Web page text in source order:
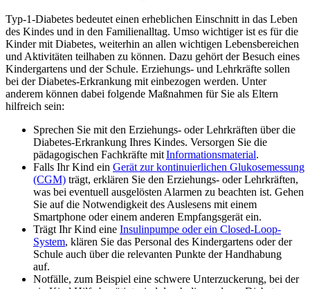
Typ-1-Diabetes bedeutet einen erheblichen Einschnitt in das Leben
des Kindes und in den Familienalltag. Umso wichtiger ist es für die
Kinder mit Diabetes, weiterhin an allen wichtigen Lebensbereichen
und Aktivitäten teilhaben zu können. Dazu gehört der Besuch eines
Kindergartens und der Schule. Erziehungs- und Lehrkräfte sollen
bei der Diabetes-Erkrankung mit einbezogen werden. Unter
anderem können dabei folgende Maßnahmen für Sie als Eltern
hilfreich sein:
Sprechen Sie mit den Erziehungs- oder Lehrkräften über die
Diabetes-Erkrankung Ihres Kindes. Versorgen Sie die
pädagogischen Fachkräfte mitInformationsmaterial.
Falls Ihr Kind ein Gerät zur kontinuierlichen Glukosemessung
(CGM) trägt, erklären Sie den Erziehungs- oder Lehrkräften,
was bei eventuell ausgelösten Alarmen zu beachten ist. Gehen
Sie auf die Notwendigkeit des Auslesens mit einem
Smartphone oder einem anderen Empfangsgerät ein.
Trägt Ihr Kind eine Insulinpumpe oder ein Closed-Loop-
System, klären Sie das Personal des Kindergartens oder der
Schule auch über die relevanten Punkte der Handhabung
auf.
Notfälle, zum Beispiel eine schwere Unterzuckerung, bei der